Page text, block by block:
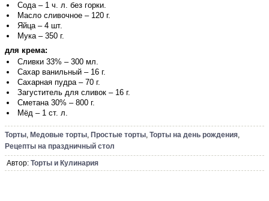
Сода – 1 ч. л. без горки.
Масло сливочное – 120 г.
Яйца – 4 шт.
Мука – 350 г.
для крема:
Сливки 33% – 300 мл.
Сахар ванильный – 16 г.
Сахарная пудра – 70 г.
Загуститель для сливок – 16 г.
Сметана 30% – 800 г.
Мёд – 1 ст. л.
Торты, Медовые торты, Простые торты, Торты на день рождения,
Рецепты на праздничный стол
Автор: Торты и Кулинария